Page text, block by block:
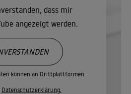
dass mir
angezeigt werden.
können an Drittplattformen
Datenschutzerklärung.